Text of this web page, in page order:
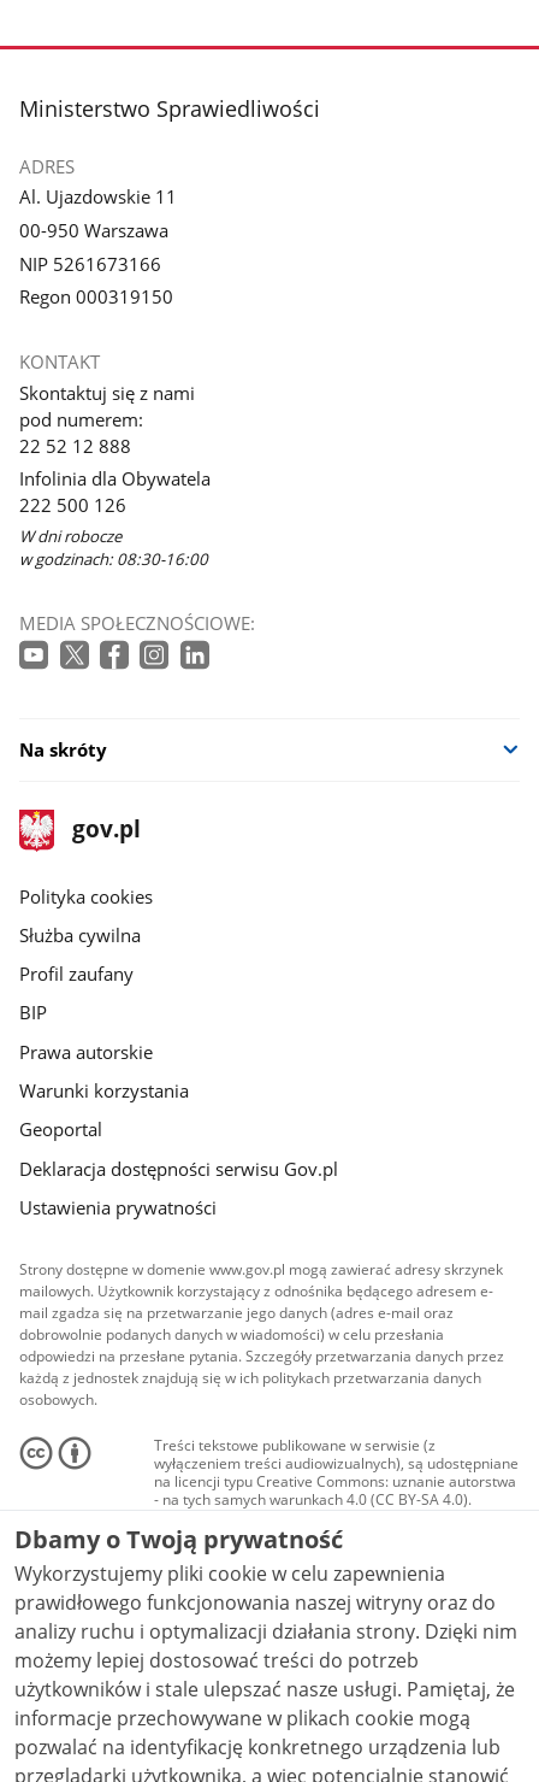
stopka
Ministerstwo Sprawiedliwości
ADRES
Al. Ujazdowskie 11
00-950 Warszawa
NIP 5261673166
Regon 000319150
KONTAKT
Skontaktuj się z nami
pod numerem:
22 52 12 888
Infolinia dla Obywatela
222 500 126
W dni robocze
w godzinach: 08:30-16:00
MEDIA SPOŁECZNOŚCIOWE:
Na skróty
stopka
gov.pl
Strona
gov.pl
gov.pl
Polityka cookies
Służba cywilna
Profil zaufany
BIP
Prawa autorskie
Warunki korzystania
Geoportal
Deklaracja dostępności serwisu Gov.pl
Ustawienia prywatności
Strony dostępne w domenie www.gov.pl mogą zawierać adresy skrzynek
mailowych. Użytkownik korzystający z odnośnika będącego adresem e-
mail zgadza się na przetwarzanie jego danych (adres e-mail oraz
dobrowolnie podanych danych w wiadomości) w celu przesłania
odpowiedzi na przesłane pytania. Szczegóły przetwarzania danych przez
każdą z jednostek znajdują się w ich politykach przetwarzania danych
osobowych.
Treści tekstowe publikowane w serwisie (z
wyłączeniem treści audiowizualnych), są udostępniane
na licencji typu Creative Commons: uznanie autorstwa
- na tych samych warunkach 4.0 (CC BY-SA 4.0).
Materiały audiowizualne, w tym zdjęcia, materiały
audio i wideo, są udostępniane na licencji typu
Creative Commons: uznanie autorstwa użycie
niekomercyjne - bez utworów zależnych 4.0 (CC BY-
NC-ND 4.0), o ile nie jest to stwierdzone inaczej.
Dbamy o Twoją prywatność
Wykorzystujemy pliki cookie w celu zapewnienia
prawidłowego funkcjonowania naszej witryny oraz do
analizy ruchu i optymalizacji działania strony. Dzięki nim
możemy lepiej dostosować treści do potrzeb
użytkowników i stale ulepszać nasze usługi. Pamiętaj, że
informacje przechowywane w plikach cookie mogą
pozwalać na identyfikację konkretnego urządzenia lub
przeglądarki użytkownika, a więc potencjalnie stanowić